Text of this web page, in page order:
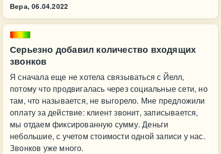
Вера, 06.04.2022
Серьезно добавил количество входящих
звонков
Я сначала еще не хотела связываться с Йелл,
потому что продвигалась через социальные сети, но
там, что называется, не выгорело. Мне предложили
оплату за действие: клиент звонит, записывается,
мы отдаем фиксированную сумму. Деньги
небольшие, с учетом стоимости одной записи у нас.
Звонков уже много.